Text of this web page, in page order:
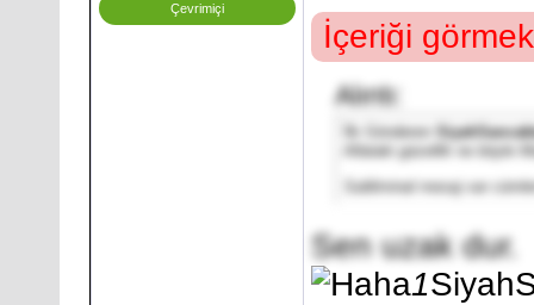
Çevrimiçi
İçeriği
Alıntı:
İlk Gönderen
Allataki güzellik ne böyle
Subliminal mesaj var
Sen uzak dur.
1